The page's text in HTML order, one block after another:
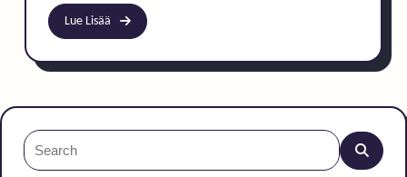
Lue Lisää
Search